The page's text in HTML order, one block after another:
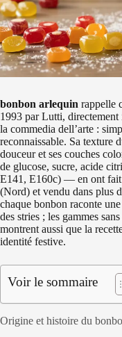
bonbon arlequin rappelle
1993 par Lutti,
la commedia dell’arte :
reconnaissable. Sa texture
douceur et ses couches
de glucose, sucre, acide
E141, E160c) — en ont fait
(Nord) et vendu dans plus
chaque bonbon raconte
des stries ; les gammes
montrent aussi que la
identité festive.
Voir le sommaire
Origine et histoire du